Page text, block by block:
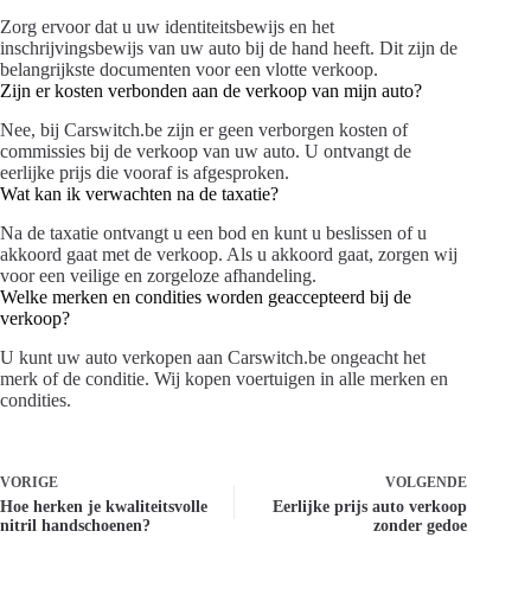
Zorg ervoor dat u uw identiteitsbewijs en het
inschrijvingsbewijs van uw auto bij de hand heeft. Dit zijn de
belangrijkste documenten voor een vlotte verkoop.
Zijn er kosten verbonden aan de verkoop van mijn auto?
Nee, bij Carswitch.be zijn er geen verborgen kosten of
commissies bij de verkoop van uw auto. U ontvangt de
eerlijke prijs die vooraf is afgesproken.
Wat kan ik verwachten na de taxatie?
Na de taxatie ontvangt u een bod en kunt u beslissen of u
akkoord gaat met de verkoop. Als u akkoord gaat, zorgen wij
voor een veilige en zorgeloze afhandeling.
Welke merken en condities worden geaccepteerd bij de
verkoop?
U kunt uw auto verkopen aan Carswitch.be ongeacht het
merk of de conditie. Wij kopen voertuigen in alle merken en
condities.
VORIGE
Hoe herken je kwaliteitsvolle
nitril handschoenen?
VOLGENDE
Eerlijke prijs auto verkoop
zonder gedoe